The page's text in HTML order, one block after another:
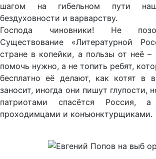
шагом на гибельном пути
бездуховности и варварству.
Господа чиновники! Не
Существование «Литературной
стране в копейки, а пользы от неё
помочь нужно, а не топить ребят,
бесплатно её делают, как котят в
заносит, иногда они пишут глупости,
патриотами спасётся Россия,
проходимцами и конъюнктурщиками.